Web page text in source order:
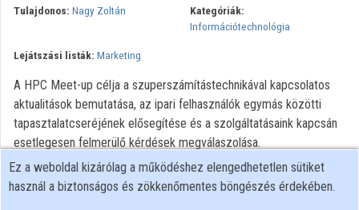
Közreműködők
Tulajdonos: Nagy Zoltán
Kategóriák:
Információtechnológia
Lejátszási listák: Marketing
A HPC Meet-up célja a szuperszámítástechnikával kapcsolatos
aktualitások bemutatása, az ipari felhasználók egymás közötti
tapasztalatcseréjének elősegítése és a szolgáltatásaink kapcsán
esetlegesen felmerülő kérdések megválaszolása.
Szuperszámítógéppel a versenyelőnyért
Ez a weboldal kizárólag a működéshez elengedhetetlen sütiket
használ a biztonságos és zökkenőmentes böngészés érdekében.